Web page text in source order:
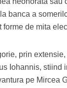
banca a
forme de mita
prin
Iohannis, stiind
pe Mircea